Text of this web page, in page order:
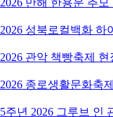
2026 만해 한용운 추모
2026 성북로컬백화 하
2026 관악 책빵축제 현
2026 종로생활문화축
5주년 2026 그루브 인